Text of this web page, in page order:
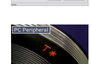
PC Peripheral